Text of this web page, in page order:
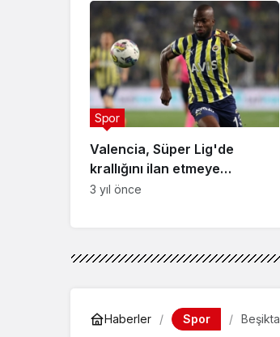
Valencia, Süper Lig'de
krallığını ilan etmeye
hazırlanıyor
Spor
3 yıl önce
Haberler Spor